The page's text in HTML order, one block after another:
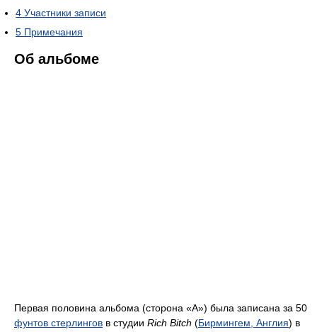
4 Участники записи
5 Примечания
Об альбоме
Первая половина альбома (сторона «А») была записана за 50
фунтов стерлингов в студии Rich Bitch (Бирмингем, Англия) в